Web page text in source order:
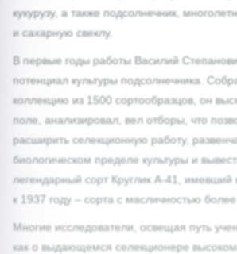
кукурузу, а также подсолнечник,
и сахарную свеклу.
В первые годы работы Василий
потенциал культуры подсолнечника.
коллекцию из 1500 сортообразцов, он
поле, анализировал, вел отборы, что
расширить селекционную работу,
биологическом пределе культуры и
легендарный сорт Круглик А-41, имевший
к 1937 году – сорта с масличностью
Многие исследователи, освещая путь
как о выдающемся селекционере